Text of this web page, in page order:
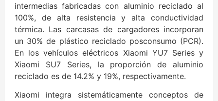
intermedias fabricadas con aluminio reciclado al
100%, de alta resistencia y alta conductividad
térmica. Las carcasas de cargadores incorporan
un 30% de plástico reciclado posconsumo (PCR).
En los vehículos eléctricos Xiaomi YU7 Series y
Xiaomi SU7 Series, la proporción de aluminio
reciclado es de 14.2% y 19%, respectivamente.
Xiaomi integra sistemáticamente conceptos de